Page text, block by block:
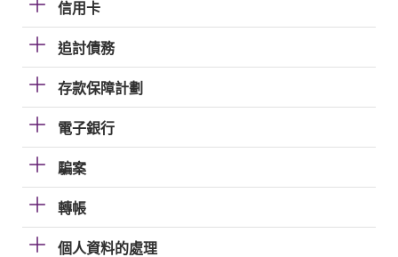
信用卡
追討債務
存款保障計劃
電子銀行
騙案
轉帳
個人資料的處理